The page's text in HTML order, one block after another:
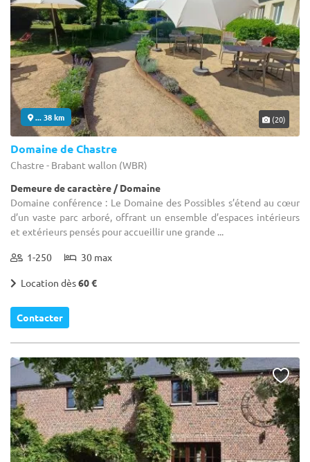
... 38 km (20)
Domaine de Chastre
Chastre - Brabant wallon (WBR)
Demeure de caractère / Domaine
Domaine conférence : Le Domaine des Possibles s’étend au cœur
d’un vaste parc arboré, offrant un ensemble d’espaces intérieurs
et extérieurs pensés pour accueillir une grande ...
1-250 30 max
Location dès60 €
Contacter